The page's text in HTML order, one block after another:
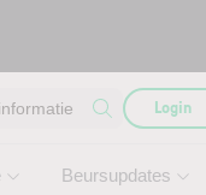
Beursupdates
Login